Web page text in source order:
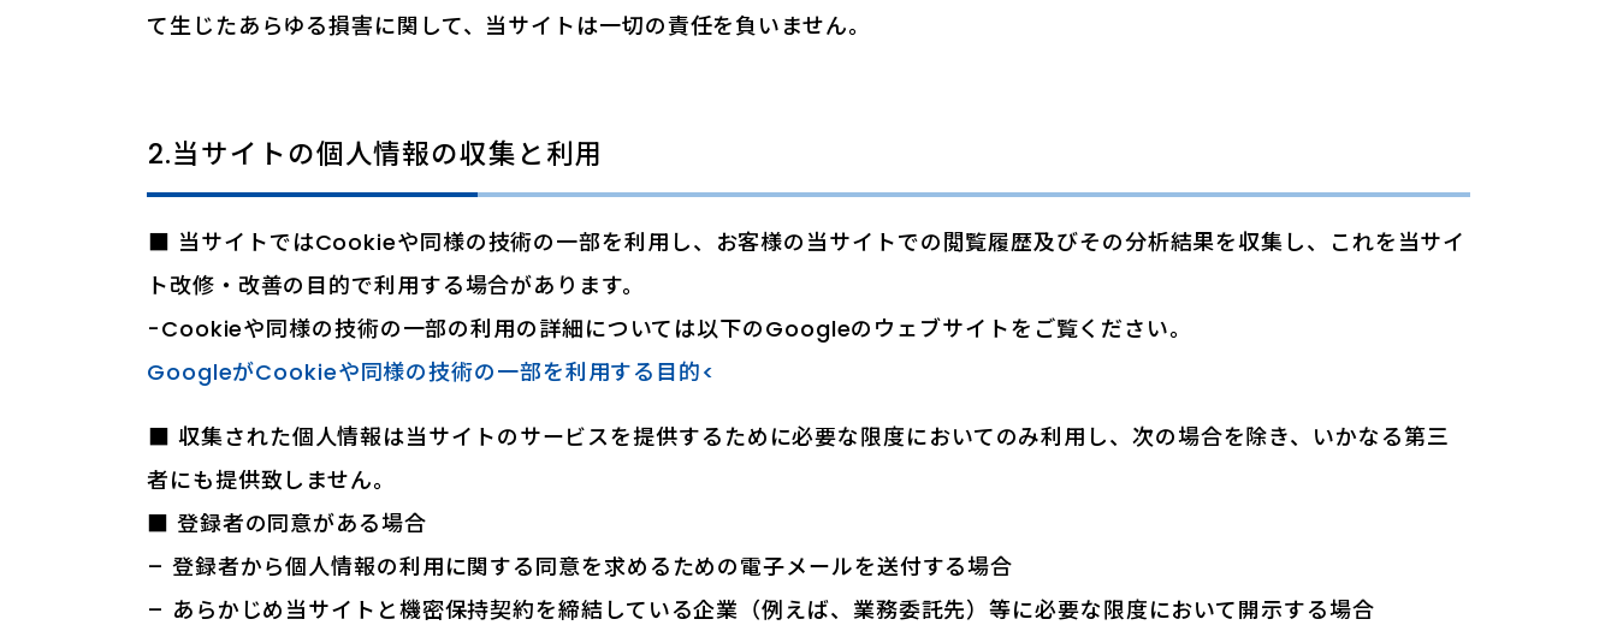
て生じたあらゆる損害に関して、当サイトは一切の責任を負いません。
2.当サイトの個人情報の収集と利用
■ 当サイトではCookieや同様の技術の一部を利用し、お客様の当サイトでの閲覧履歴及びその分析結果を収集し、これを当サイ
ト改修・改善の目的で利用する場合があります。
-Cookieや同様の技術の一部の利用の詳細については以下のGoogleのウェブサイトをご覧ください。
GoogleがCookieや同様の技術の一部を利用する目的<
■ 収集された個人情報は当サイトのサービスを提供するために必要な限度においてのみ利用し、次の場合を除き、いかなる第三
者にも提供致しません。
■ 登録者の同意がある場合
– 登録者から個人情報の利用に関する同意を求めるための電子メールを送付する場合
– あらかじめ当サイトと機密保持契約を締結している企業（例えば、業務委託先）等に必要な限度において開示する場合